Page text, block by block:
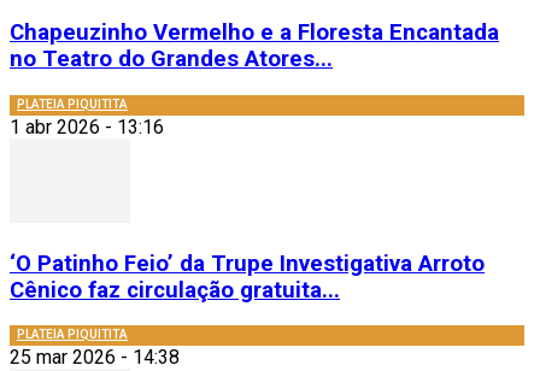
Chapeuzinho Vermelho e a Floresta Encantada
no Teatro do Grandes Atores...
PLATEIA PIQUITITA
1 abr 2026 - 13:16
‘O Patinho Feio’ da Trupe Investigativa Arroto
Cênico faz circulação gratuita...
PLATEIA PIQUITITA
25 mar 2026 - 14:38